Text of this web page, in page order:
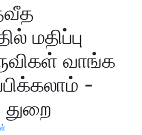
மதிப்பு
வாங்க
-